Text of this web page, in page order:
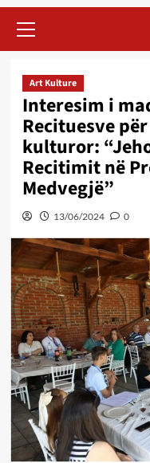
Menu
Art Kulture
Interesim i
Recituesve
kulturor:
Recitimit në
Medvegjë”
13/06/2024 0